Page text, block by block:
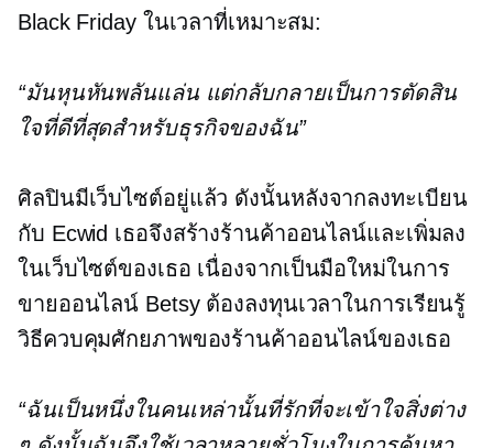
Black Friday ในเวลาที่เหมาะสม:
“มันหุนหันพลันแล่น แต่กลับกลายเป็นการตัดสิน
ใจที่ดีที่สุดสำหรับธุรกิจของฉัน”
ศิลปินมีเว็บไซต์อยู่แล้ว ดังนั้นหลังจากลงทะเบียน
กับ Ecwid เธอจึงสร้างร้านค้าออนไลน์และเพิ่มลง
ในเว็บไซต์ของเธอ เนื่องจากเป็นมือใหม่ในการ
ขายออนไลน์ Betsy ต้องลงทุนเวลาในการเรียนรู้
วิธีควบคุมศักยภาพของร้านค้าออนไลน์ของเธอ
“ฉันเป็นหนึ่งในคนเหล่านั้นที่รักที่จะเข้าใจสิ่งต่าง